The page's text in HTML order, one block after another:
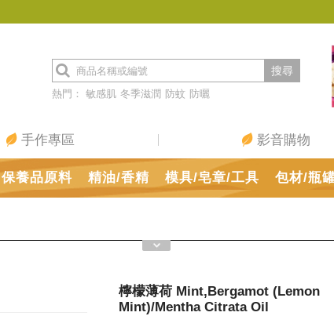
熱門： 敏感肌 冬季滋潤 防蚊 防曬
搜尋
保養品原料 精油/香精 模具/皂章/工具 包材/瓶
手作專區 影音購物
檸檬薄荷 Mint,Bergamot (Lemon
Mint)/Mentha Citrata Oil